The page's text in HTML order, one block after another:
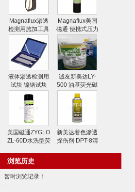
Magnaflux渗透
检测用施加工具
水喷枪
Magnaflux美国
磁通 便携式压力
喷射器
液体渗透检测用
试块 镍铬试块
诚友新美达LY-
500 油基荧光磁
粉
美国磁通ZYGLO
ZL-60D水洗型荧
新美达着色渗透
探伤剂 DPT-8清
浏览历史
暂时浏览记录！